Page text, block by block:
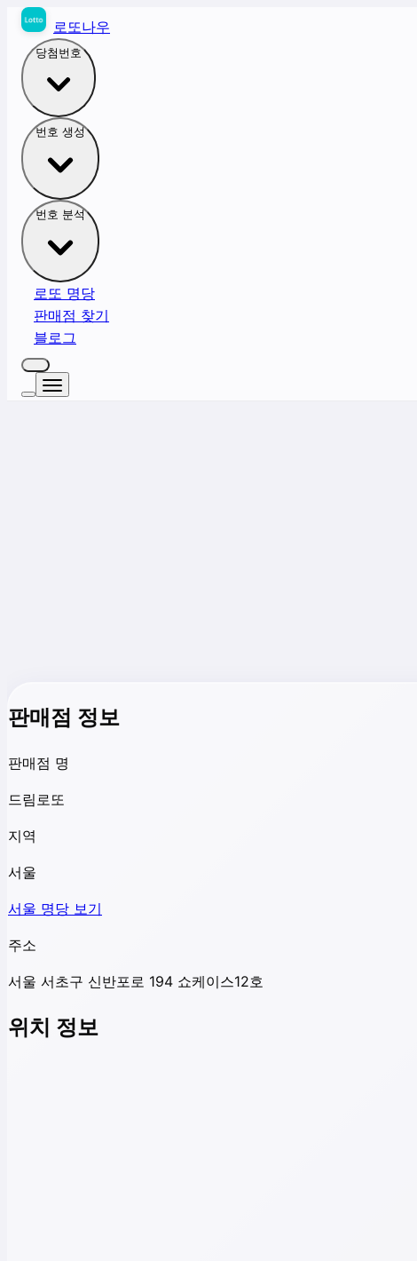
로또나우
당첨번호
번호 생성
번호 분석
로또 명당
판매점 찾기
블로그
판매점 정보
판매점 명
드림로또
지역
서울
서울 명당 보기
주소
서울 서초구 신반포로 194 쇼케이스12호
위치 정보